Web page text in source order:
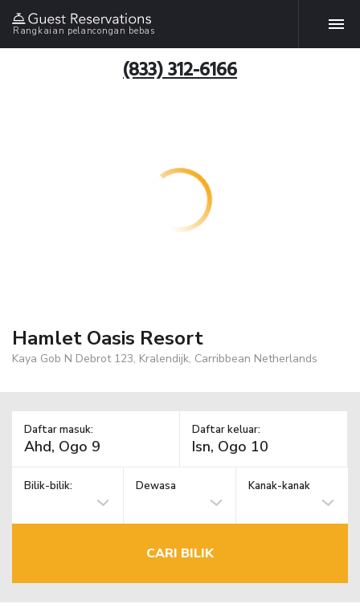
Rangkaian pelancongan bebas
(833) 312-6166
Hamlet Oasis Resort
Kaya Gob N Debrot 123, Kralendijk, Carribbean Netherlands
Daftar masuk: Daftar keluar:
Bilik-bilik: Dewasa Kanak-kanak
CARI BILIK